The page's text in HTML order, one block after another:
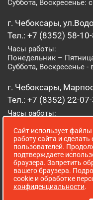
Суббота, Воскресенье:
г. Чебоксары,
Тел.: +7 (8352) 58-
Часы работы:
Понедельник –
Суббота, Воскресенье -
г. Чебоксары,
Тел.: +7 (8352) 22-
Часы работы:
Суббота, Воскресенье:
г. Йошкар-Ола, ул.
Тел.: (8362) 41-07-31
Часы работы:
Понедельник –
Сайт использует файлы
работу сайта и
пользователей.
подтверждаете
браузера. Запретить
вашего браузера.
cookie и обработке
конфиденциальности.